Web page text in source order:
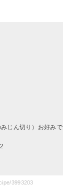
じん切り）お好みで
3993203